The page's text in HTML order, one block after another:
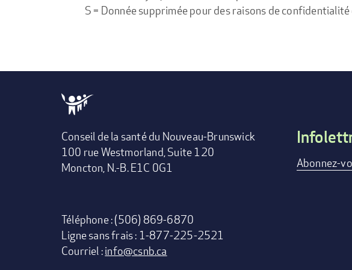
S = Donnée supprimée pour des raisons de
Conseil de la santé du Nouveau-Brunswick
100 rue Westmorland, Suite 120
Moncton, N.-B. E1C 0G1
Téléphone : (506) 869-6870
Ligne sans frais : 1-877-225-2521
Courriel :info@csnb.ca
Footer
Abonnez-